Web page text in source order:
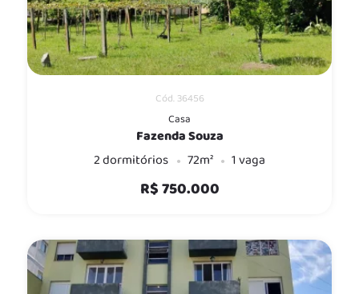
Cód. 36456
Casa
Fazenda Souza
2 dormitórios
72m² 1 vaga
R$ 750.000